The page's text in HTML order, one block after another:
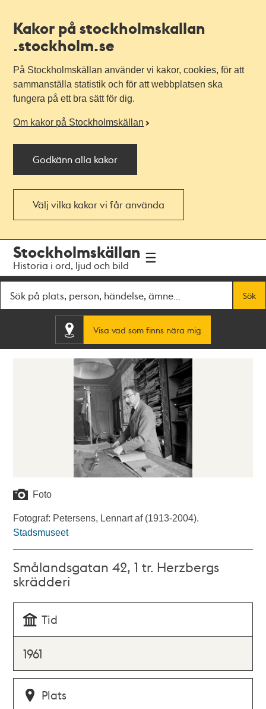
Kakor på stockholmskallan
.stockholm.se
På Stockholmskällan använder vi kakor, cookies, för att
sammanställa statistik och för att webbplatsen ska
fungera på ett bra sätt för dig.
Om kakor på Stockholmskällan
Godkänn alla kakor
Välj vilka kakor vi får använda
navigationen
huvudinnehållet
Stockholmskällan
Historia i ord, ljud och bild
Sök
Visa vad som finns nära mig
Foto
Fotograf: Petersens, Lennart af (1913-2004).
Stadsmuseet
Smålandsgatan 42, 1 tr. Herzbergs
skrädderi
Tid
1961
Plats